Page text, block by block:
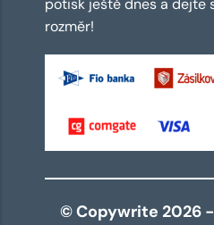
rozměr!
© Copywrite 2026